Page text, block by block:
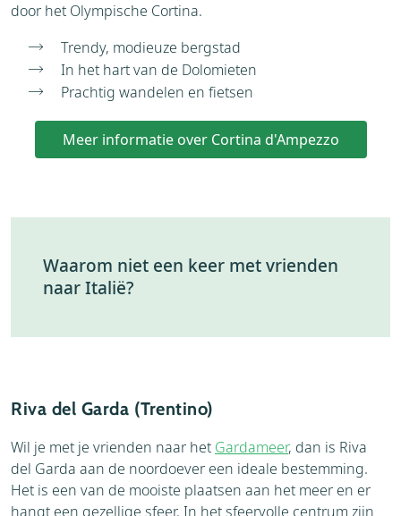
door het Olympische Cortina.
Trendy, modieuze bergstad
In het hart van de Dolomieten
Prachtig wandelen en fietsen
Meer informatie over Cortina d'Ampezzo
Waarom niet een keer met vrienden
naar Italië?
Riva del Garda (Trentino)
Wil je met je vrienden naar het Gardameer, dan is Riva
del Garda aan de noordoever een ideale bestemming.
Het is een van de mooiste plaatsen aan het meer en er
hangt een gezellige sfeer. In het sfeervolle centrum zijn